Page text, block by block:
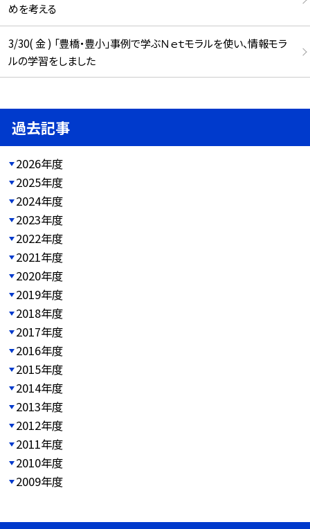
めを考える
3/30( 金 ) 「豊橋・豊小」事例で学ぶＮｅｔモラルを使い、情報モラ
ルの学習をしました
過去記事
2026年度
2025年度
2024年度
2023年度
2022年度
2021年度
2020年度
2019年度
2018年度
2017年度
2016年度
2015年度
2014年度
2013年度
2012年度
2011年度
2010年度
2009年度